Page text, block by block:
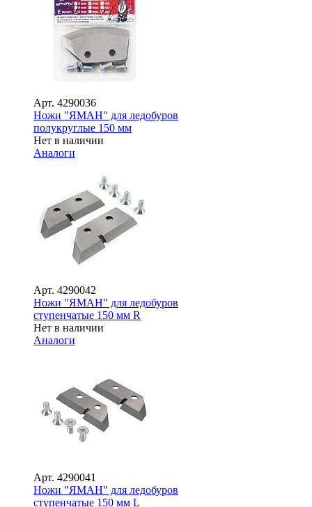
Арт. 4290036
Ножи "ЯМАН" для ледобуров
полукруглые 150 мм
Нет в наличии
Аналоги
Арт. 4290042
Ножи "ЯМАН" для ледобуров
ступенчатые 150 мм R
Нет в наличии
Аналоги
Арт. 4290041
Ножи "ЯМАН" для ледобуров
ступенчатые 150 мм L